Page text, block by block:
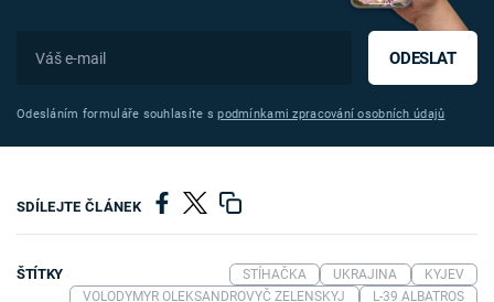
ODESLAT
Odesláním formuláře souhlasíte spodmínkami zpracování osobních údajů
SDÍLEJTE ČLÁNEK
ŠTÍTKY STÍHAČKA UKRAJINA
KYJEV
VOLODYMYR OLEKSANDROVYČ ZELENSKYJ
L-39 ALBATROS